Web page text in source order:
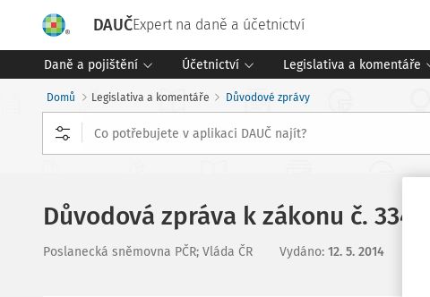
DAUČExpert na daně a účetnictví
Daně a pojištění Účetnictví Legislativa a komentáře
Domů Legislativa a komentáře Důvodové zprávy
Důvodová zpráva k zákonu č.
Poslanecká sněmovna PČR; Vláda ČR Vydáno: 12. 5. 2014